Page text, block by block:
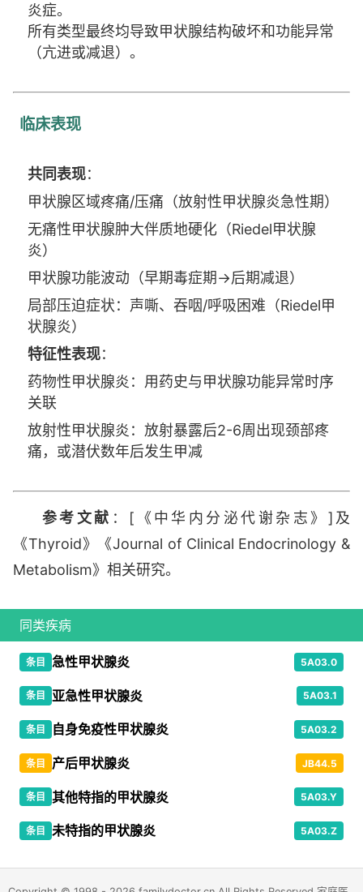
炎症。
所有类型最终均导致甲状腺结构破坏和功能异常
（亢进或减退）。
临床表现
共同表现：
甲状腺区域疼痛/压痛（放射性甲状腺炎急性期）
无痛性甲状腺肿大伴质地硬化（Riedel甲状腺
炎）
甲状腺功能波动（早期毒症期→后期减退）
局部压迫症状：声嘶、吞咽/呼吸困难（Riedel甲
状腺炎）
特征性表现：
药物性甲状腺炎：用药史与甲状腺功能异常时序
关联
放射性甲状腺炎：放射暴露后2-6周出现颈部疼
痛，或潜伏数年后发生甲减
参考文献 ：[《中华内分泌代谢杂志》]及
《Thyroid》《Journal of Clinical Endocrinology &
Metabolism》相关研究。
同类疾病
条目 急性甲状腺炎 5A03.0
条目 亚急性甲状腺炎 5A03.1
条目 自身免疫性甲状腺炎 5A03.2
条目 产后甲状腺炎 JB44.5
条目 其他特指的甲状腺炎 5A03.Y
条目 未特指的甲状腺炎 5A03.Z